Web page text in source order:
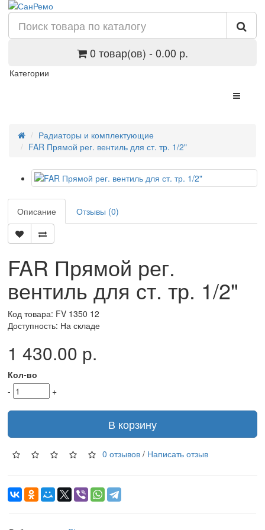
0 товар(ов) - 0.00 р.
Категории
Радиаторы и комплектующие
FAR Прямой рег. вентиль для ст. тр. 1/2"
Описание Отзывы (0)
FAR Прямой рег.
вентиль для ст. тр. 1/2"
Код товара: FV 1350 12
Доступность: На складе
1 430.00 р.
Кол-во
-
+
В корзину
0 отзывов / Написать отзыв